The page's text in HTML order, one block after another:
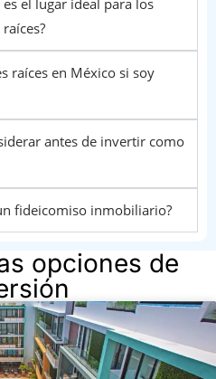
el lugar ideal para los
raíces en México si soy
antes de invertir como
fideicomiso inmobiliario?
opciones de